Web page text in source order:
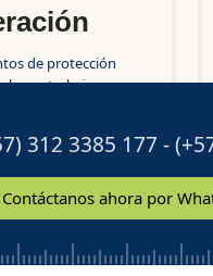
de protección
para trabajo seguro
312 3385 177 -
Contáctanos ahora por